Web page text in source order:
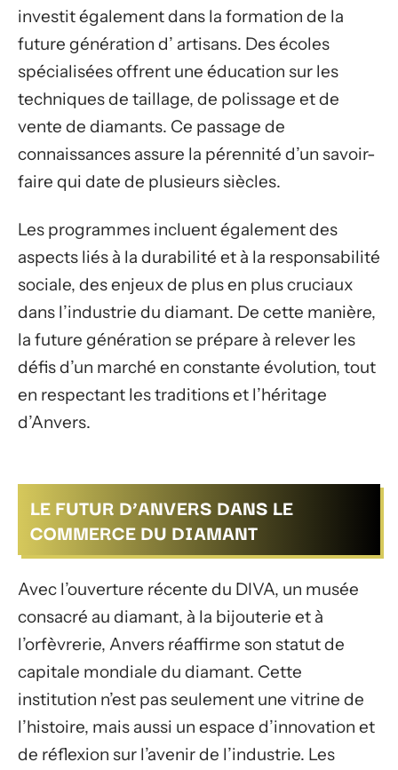
investit également dans la formation de la
future génération d’ artisans. Des écoles
spécialisées offrent une éducation sur les
techniques de taillage, de polissage et de
vente de diamants. Ce passage de
connaissances assure la pérennité d’un savoir-
faire qui date de plusieurs siècles.
Les programmes incluent également des
aspects liés à la durabilité et à la responsabilité
sociale, des enjeux de plus en plus cruciaux
dans l’industrie du diamant. De cette manière,
la future génération se prépare à relever les
défis d’un marché en constante évolution, tout
en respectant les traditions et l’héritage
d’Anvers.
LE FUTUR D’ANVERS DANS LE
COMMERCE DU DIAMANT
Avec l’ouverture récente du DIVA, un musée
consacré au diamant, à la bijouterie et à
l’orfèvrerie, Anvers réaffirme son statut de
capitale mondiale du diamant. Cette
institution n’est pas seulement une vitrine de
l’histoire, mais aussi un espace d’innovation et
de réflexion sur l’avenir de l’industrie. Les